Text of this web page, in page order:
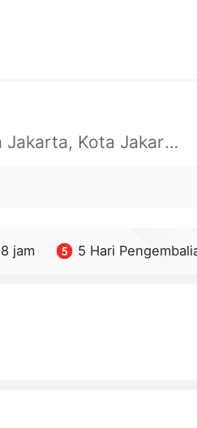
Daerah Khusus Ibukota Jakarta, Kota Jakarta Barat, Cengkareng, yy
jam 5 Hari